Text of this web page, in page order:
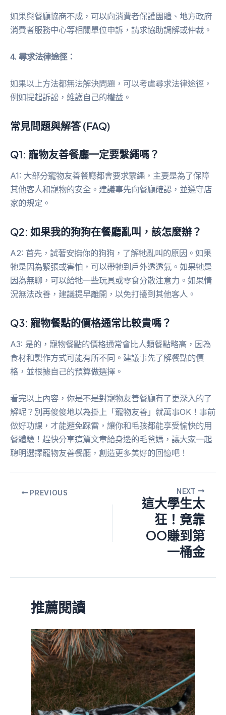
如果與餐廳協商不成，可以向消費者保護團體、地方政府
消費者服務中心等相關單位申訴，請求協助調解或仲裁。
4. 尋求法律途徑：
如果以上方法都無法解決問題，可以考慮尋求法律途徑，
例如提起訴訟，維護自己的權益。
常見問題與解答 (FAQ)
Q1: 寵物友善餐廳一定要繫繩嗎？
A1: 大部分寵物友善餐廳都會要求繫繩，主要是為了保障
其他客人和寵物的安全。建議事先向餐廳確認，並遵守店
家的規定。
Q2: 如果我的狗狗在餐廳亂叫，該怎麼辦？
A2: 首先，試著安撫你的狗狗，了解牠亂叫的原因。如果
牠是因為緊張或害怕，可以帶牠到戶外透透氣。如果牠是
因為無聊，可以給牠一些玩具或零食分散注意力。如果情
況無法改善，建議提早離開，以免打擾到其他客人。
Q3: 寵物餐點的價格通常比較貴嗎？
A3: 是的，寵物餐點的價格通常會比人類餐點略高，因為
食材和製作方式可能有所不同。建議事先了解餐點的價
格，並根據自己的預算做選擇。
看完以上內容，你是不是對寵物友善餐廳有了更深入的了
解呢？別再傻傻地以為掛上「寵物友善」就萬事OK！事前
做好功課，才能避免踩雷，讓你和毛孩都能享受愉快的用
餐體驗！趕快分享這篇文章給身邊的毛爸媽，讓大家一起
聰明選擇寵物友善餐廳，創造更多美好的回憶吧！
PREVIOUS NEXT
這大學生太
狂！竟靠
OO賺到第
一桶金
推薦閱讀